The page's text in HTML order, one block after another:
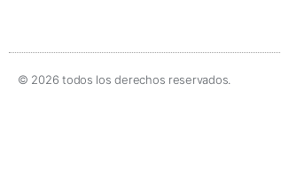
© 2026 todos los derechos reservados.